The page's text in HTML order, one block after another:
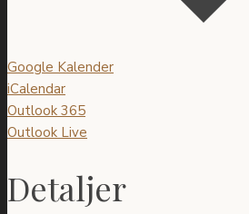
Google Kalender
iCalendar
Outlook 365
Outlook Live
Detaljer